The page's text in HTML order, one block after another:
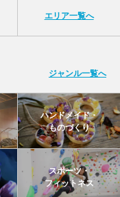
エリア一覧へ
ジャンル一覧へ
ハンドメイド・
ものづくり
スポーツ・
フィットネス